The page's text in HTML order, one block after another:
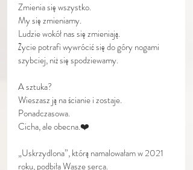
Zmienia się wszystko.
My się zmieniamy.
Ludzie wokół nas się zmieniają.
Życie potrafi wywrócić się do góry nogami
szybciej, niż się spodziewamy.
A sztuka?
Wieszasz ją na ścianie i zostaje.
Ponadczasowa.
Cicha, ale obecna.❤️
„Uskrzydlona”, którą namalowałam w 2021
roku, podbiła Wasze serca.